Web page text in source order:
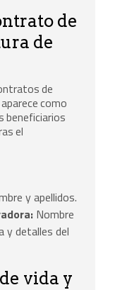
de
de
de
como
beneficiarios
el
y apellidos.
Nombre
y detalles del
vida y